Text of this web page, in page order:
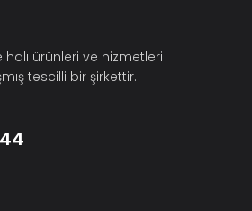
halı ürünleri ve hizmetleri
tescilli bir şirkettir.